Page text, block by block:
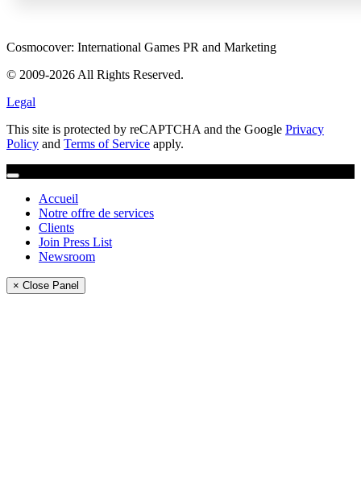
Cosmocover: International Games PR and Marketing
© 2009-2026 All Rights Reserved.
Legal
This site is protected by reCAPTCHA and the Google Privacy
Policy and Terms of Service apply.
Accueil
Notre offre de services
Clients
Join Press List
Newsroom
× Close Panel